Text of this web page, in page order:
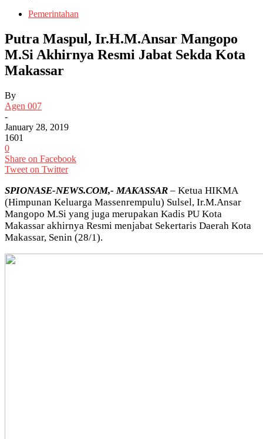
Pemerintahan
Putra Maspul, Ir.H.M.Ansar Mangopo
M.Si Akhirnya Resmi Jabat Sekda Kota
Makassar
By
Agen 007
-
January 28, 2019
1601
0
Share on Facebook
Tweet on Twitter
SPIONASE-NEWS.COM,- MAKASSAR – Ketua HIKMA
(Himpunan Keluarga Massenrempulu) Sulsel, Ir.M.Ansar
Mangopo M.Si yang juga merupakan Kadis PU Kota
Makassar akhirnya Resmi menjabat Sekertaris Daerah Kota
Makassar, Senin (28/1).